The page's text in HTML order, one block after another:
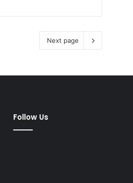
Next page
Follow Us